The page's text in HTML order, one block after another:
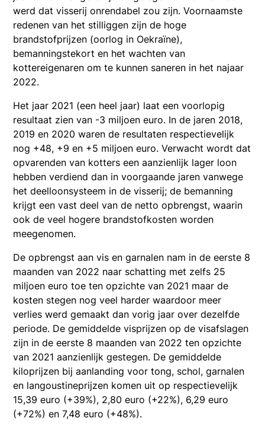
werd dat visserij onrendabel zou zijn. Voornaamste
redenen van het stilliggen zijn de hoge
brandstofprijzen (oorlog in Oekraïne),
bemanningstekort en het wachten van
kottereigenaren om te kunnen saneren in het najaar
2022.
Het jaar 2021 (een heel jaar) laat een voorlopig
resultaat zien van -3 miljoen euro. In de jaren 2018,
2019 en 2020 waren de resultaten respectievelijk
nog +48, +9 en +5 miljoen euro. Verwacht wordt dat
opvarenden van kotters een aanzienlijk lager loon
hebben verdiend dan in voorgaande jaren vanwege
het deelloonsysteem in de visserij; de bemanning
krijgt een vast deel van de netto opbrengst, waarin
ook de veel hogere brandstofkosten worden
meegenomen.
De opbrengst aan vis en garnalen nam in de eerste 8
maanden van 2022 naar schatting met zelfs 25
miljoen euro toe ten opzichte van 2021 maar de
kosten stegen nog veel harder waardoor meer
verlies werd gemaakt dan vorig jaar over dezelfde
periode. De gemiddelde visprijzen op de visafslagen
zijn in de eerste 8 maanden van 2022 ten opzichte
van 2021 aanzienlijk gestegen. De gemiddelde
kiloprijzen bij aanlanding voor tong, schol, garnalen
en langoustineprijzen komen uit op respectievelijk
15,39 euro (+39%), 2,80 euro (+22%), 6,29 euro
(+72%) en 7,48 euro (+48%).